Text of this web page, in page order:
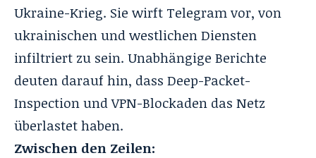
Ukraine-Krieg. Sie wirft Telegram vor, von
ukrainischen und westlichen Diensten
infiltriert zu sein. Unabhängige Berichte
deuten darauf hin, dass Deep-Packet-
Inspection und VPN-Blockaden das Netz
überlastet haben.
Zwischen den Zeilen: